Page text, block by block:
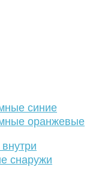
синие
оранжевые
снаружи